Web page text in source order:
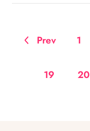
Prev 1
19 20